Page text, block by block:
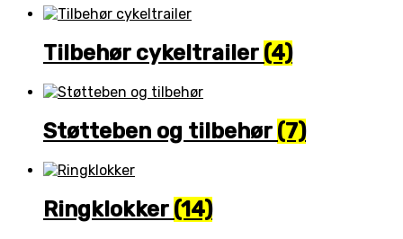
Tilbehør cykeltrailer (4)
Støtteben og tilbehør (7)
Ringklokker (14)